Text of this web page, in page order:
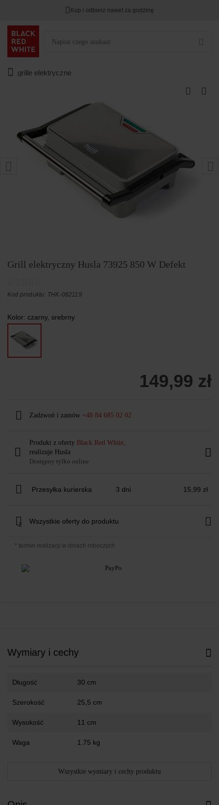
Kup i odbierz nawet za godzinę
grille elektryczne
Grill elektryczny Husla 73925 850 W Defekt
Kod produktu: THK-082119
Kolor: czarny, srebrny
149,99 zł
Zadzwoń i zamów +48 84 685 02 02
Produkt z oferty Black Red White,
realizuje Husla
Dostępny tylko online
Przesyłka kurierska 3 dni 15,99 zł
2 Wszystkie oferty do produktu
* termin realizacji w dniach roboczych
Wymiary i cechy
Długość 30 cm
Szerokość 25,5 cm
Wysokość 11 cm
Waga 1.75 kg
Wszystkie wymiary i cechy produktu